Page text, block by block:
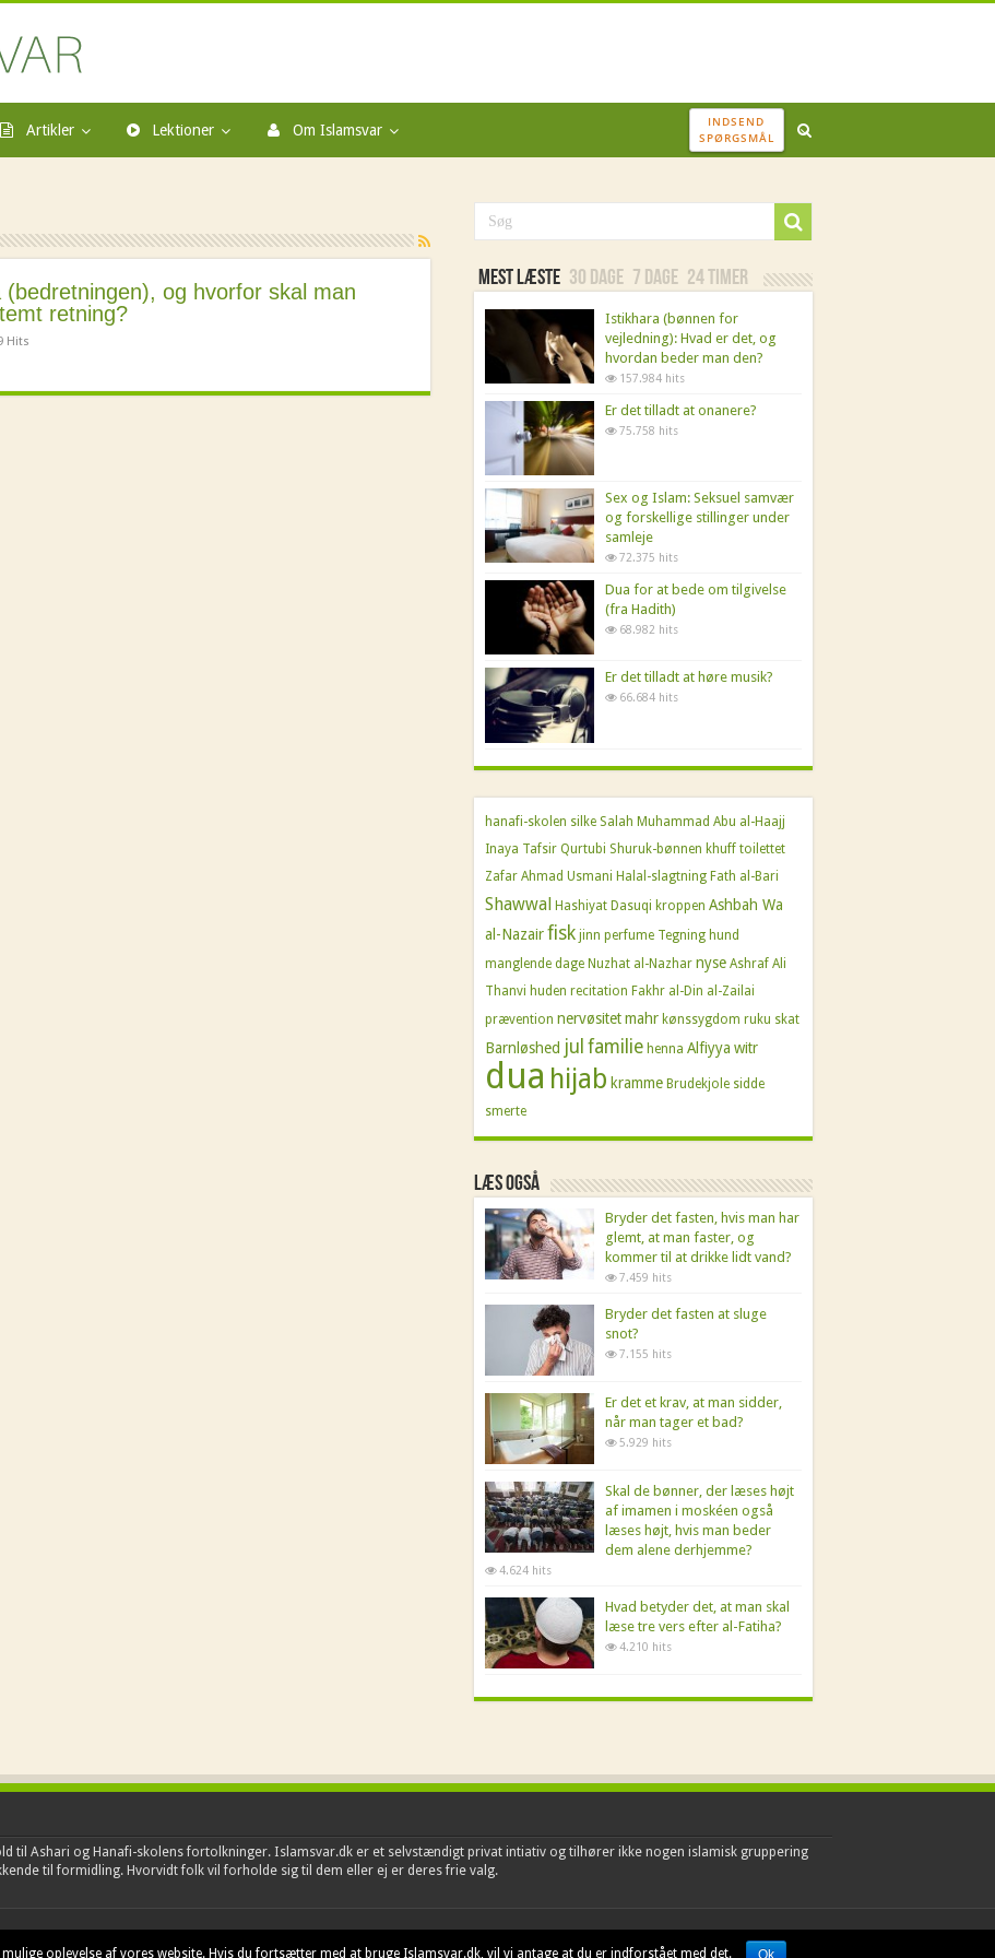
Artikler Lektioner Om Islamsvar
INDSEND
SPØRGSMÅL
(bedretningen), og hvorfor skal man
retning?
Hits
Mest læste 30 dage 7 dage 24 timer
Istikhara (bønnen for
vejledning): Hvad er det, og
hvordan beder man den?
157.984 hits
Er det tilladt at onanere?
75.758 hits
Sex og Islam: Seksuel samvær
og forskellige stillinger under
samleje
72.375 hits
Dua for at bede om tilgivelse
(fra Hadith)
68.982 hits
Er det tilladt at høre musik?
66.684 hits
hanafi-skolen silke Salah Muhammad Abu al-Haajj
Inaya Tafsir Qurtubi Shuruk-bønnen khuff toilettet
Zafar Ahmad Usmani Halal-slagtning Fath al-Bari
Shawwal Hashiyat Dasuqi kroppen Ashbah Wa
al-Nazairfisk jinn perfume Tegning hund
manglende dage Nuzhat al-Nazhar nyse Ashraf Ali
Thanvi huden recitation Fakhr al-Din al-Zailai
prævention nervøsitetmahr kønssygdom ruku skat
Barnløshed jul familie henna Alfiyya witr
dua hijab kramme Brudekjole sidde
smerte
Læs også
Bryder det fasten, hvis man har
glemt, at man faster, og
kommer til at drikke lidt vand?
7.459 hits
Bryder det fasten at sluge
snot?
7.155 hits
Er det et krav, at man sidder,
når man tager et bad?
5.929 hits
Skal de bønner, der læses højt
af imamen i moskéen også
læses højt, hvis man beder
dem alene derhjemme?
4.624 hits
Hvad betyder det, at man skal
læse tre vers efter al-Fatiha?
4.210 hits
til Ashari og Hanafi-skolens fortolkninger. Islamsvar.dk er et selvstændigt privat intiativ og tilhører ikke nogen islamisk gruppering
til formidling. Hvorvidt folk vil forholde sig til dem eller ej er deres frie valg.
oplevelse af vores website. Hvis du fortsætter med at bruge Islamsvar.dk, vil vi antage at du er indforstået med det. Ok